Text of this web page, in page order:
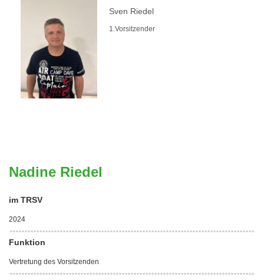
Sven Riedel
1.Vorsitzender
Nadine Riedel
im TRSV
2024
Funktion
Vertretung des Vorsitzenden